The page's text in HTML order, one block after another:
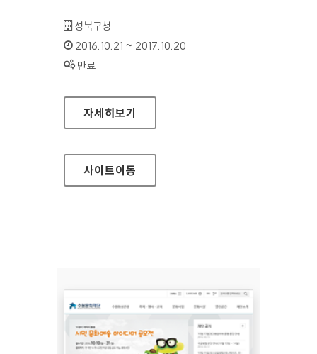
기관명 :
성북구청
인증기간 :
2016.10.21 ~ 2017.10.20
상태 :
만료
성북구청 문화관광 홈페이지
자세히보기
사이트이동